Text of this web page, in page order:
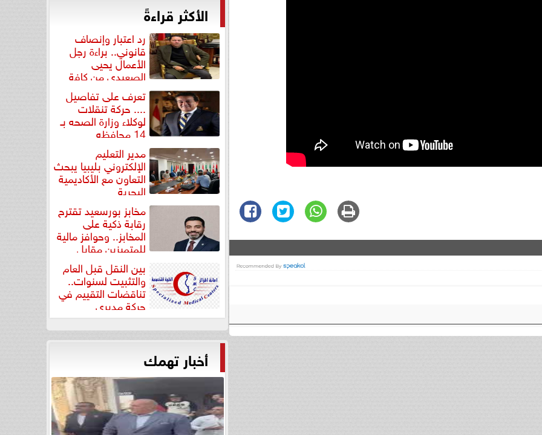
الأكثر قراءةً
رد اعتبار وإنصاف
قانوني.. براءة رجل
الأعمال يحيى
الصعيدي من كافة
التهم... تعرف على تفاصيل
.... حركة تنقلات
لوكلاء وزارة الصحه بـ
14 محافظه
مدير التعليم
الإلكتروني بليبيا يبحث
التعاون مع الأكاديمية
البحرية
مخابز بورسعيد تقترح
رقابة ذكية على
المخابز.. وحوافز مالية
للمتميزين مقابل
بين النقل قبل العام
والتثبيت لسنوات..
تناقضات التقييم في
حركة مديري
”مستشفيات...
أخبار تهمك